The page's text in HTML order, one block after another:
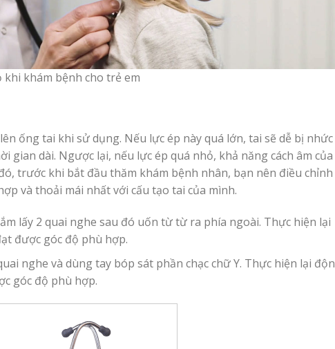
khám bệnh cho trẻ em
ống tai khi sử dụng. Nếu lực ép này quá lớn, tai sẽ dễ bị nhức
dài. Ngược lại, nếu lực ép quá nhỏ, khả năng cách âm của
trước khi bắt đầu thăm khám bệnh nhân, bạn nên điều chỉnh
và thoải mái nhất với cấu tạo tai của mình.
lấy 2 quai nghe sau đó uốn từ từ ra phía ngoài. Thực hiện lại
được góc độ phù hợp.
nghe và dùng tay bóp sát phần chạc chữ Y. Thực hiện lại
góc độ phù hợp.